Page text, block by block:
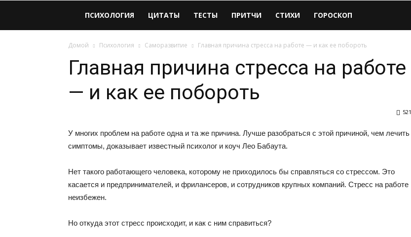
Виолайф
ПСИХОЛОГИЯ ЦИТАТЫ ТЕСТЫ ПРИТЧИ СТИХИ ГОРОСКОП
Домой Психология Саморазвитие Главная причина стресса на работе — и как ее побороть
Главная причина стресса на работе
— и как ее побороть
521
У многих проблем на работе одна и та же причина. Лучше разобраться с этой причиной, чем лечить
симптомы, доказывает известный психолог и коуч Лео Бабаута.
Нет такого работающего человека, которому не приходилось бы справляться со стрессом. Это
касается и предпринимателей, и фрилансеров, и сотрудников крупных компаний. Стресс на работе
неизбежен.
Но откуда этот стресс происходит, и как с ним справиться?